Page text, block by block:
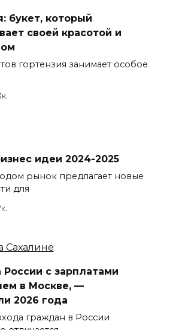
букет, который
своей красотой и
гортензия занимает особое
идеи 2024-2025
рынок предлагает новые
для
России с зарплатами
в Москве, —
2026 года
граждан в России